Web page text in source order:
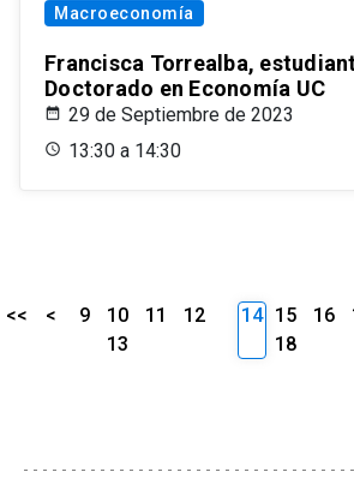
Macroeconomía
Francisca Torrealba,
Doctorado en Economía UC
29 de Septiembre de 2023
13:30 a 14:30
<< < 9 10 11
12
13
14 15 16
18